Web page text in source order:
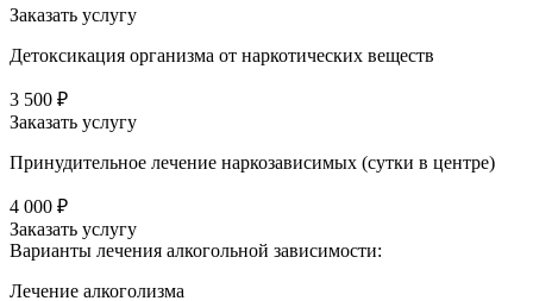
Заказать услугу
Детоксикация организма от наркотических веществ
3 500 ₽
Заказать услугу
Принудительное лечение наркозависимых (сутки в центре)
4 000 ₽
Заказать услугу
Варианты лечения алкогольной зависимости:
Лечение алкоголизма